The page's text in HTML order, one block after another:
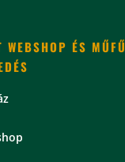
WEBSHOP ÉS MŰFŰ